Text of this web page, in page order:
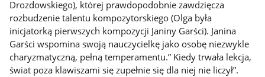
Drozdowskiego), której prawdopodobnie zawdzięcza
rozbudzenie talentu kompozytorskiego (Olga była
inicjatorką pierwszych kompozycji Janiny Garści). Janina
Garści wspomina swoją nauczycielkę jako osobę niezwykle
charyzmatyczną, pełną temperamentu.” Kiedy trwała lekcja,
świat poza klawiszami się zupełnie się dla niej nie liczył”.